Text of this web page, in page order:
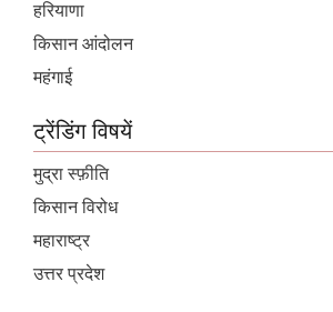
हरियाणा
किसान आंदोलन
महंगाई
ट्रेंडिंग विषयें
मुद्रा स्फ़ीति
किसान विरोध
महाराष्ट्र
उत्तर प्रदेश